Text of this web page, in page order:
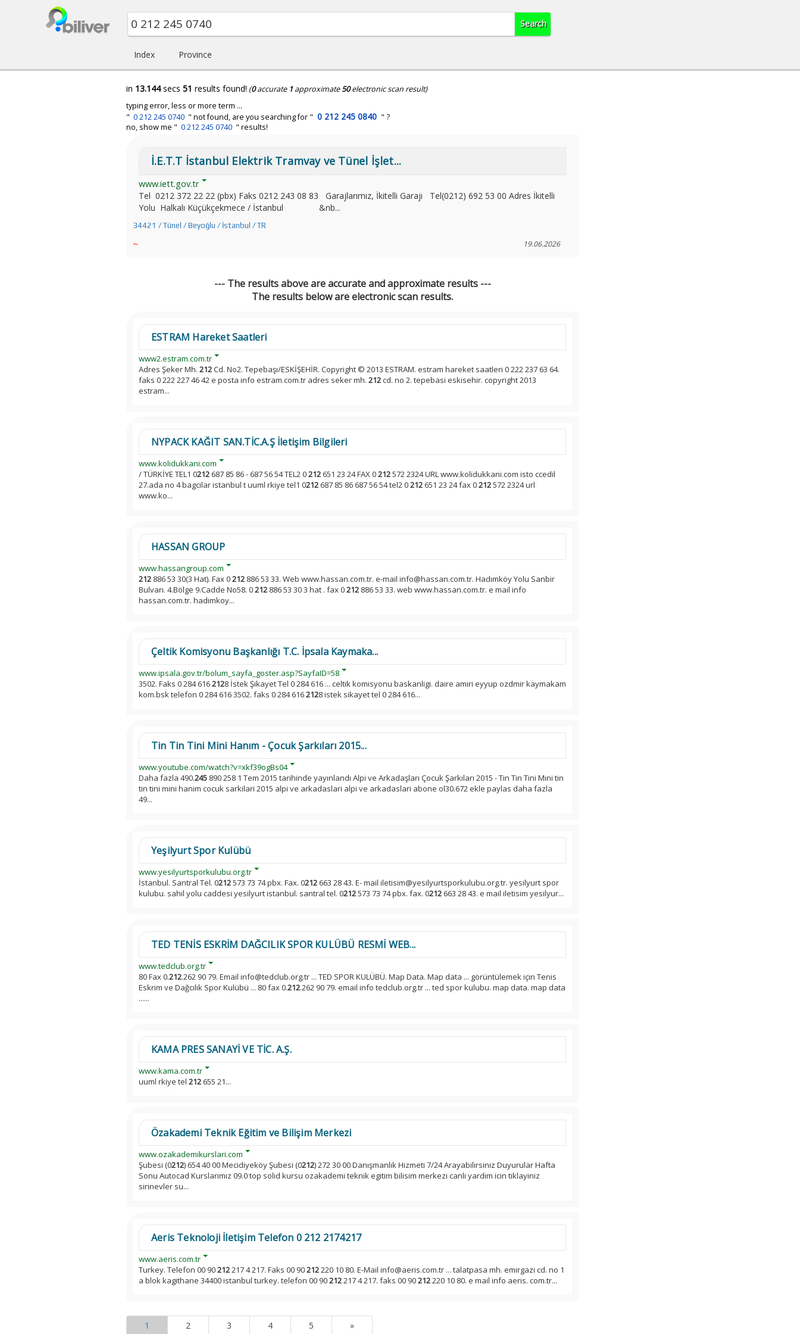
Index Province
in 13.144secs 51 results found! (0accurate 1 approximate50electronic scan result)
typing error, less or more term ...
" 0 212 245 0740 " not found, are you searching for " 0 212 245 0840 " ?
no, show me " 0 212 245 0740 " results!
İ.E.T.T İstanbul Elektrik Tramvay ve Tünel İşlet...
www.iett.gov.tr
Tel 0212 372 22 22 (pbx) Faks 0212 243 08 83 Garajlarımız, İkitelli Garajı Tel(0212) 692 53 00 Adres İkitelli
Yolu Halkalı Küçükçekmece / İstanbul &nb...
34421 / Tünel / Beyoğlu / İstanbul / TR
~ 19.06.2026
--- The results above are accurate and approximate results ---
The results below are electronic scan results.
ESTRAM Hareket Saatleri
www2.estram.com.tr
Adres Şeker Mh. 212Cd. No2. Tepebaşı/ESKİŞEHİR. Copyright © 2013 ESTRAM. estram hareket saatleri 0 222 237 63 64.
faks 0 222 227 46 42 e posta info estram.com.tr adres seker mh. 212cd. no 2. tepebasi eskisehir. copyright 2013
estram...
NYPACK KAĞIT SAN.TİC.A.Ş İletişim Bilgileri
www.kolidukkani.com
/ TÜRKİYE TEL1 0212 687 85 86 - 687 56 54 TEL2 0212 651 23 24 FAX 0212572 2324 URL www.kolidukkani.com isto ccedil
27.ada no 4 bagcilar istanbul t uuml rkiye tel1 0212 687 85 86 687 56 54 tel2 0212 651 23 24 fax 0212572 2324 url
www.ko...
HASSAN GROUP
www.hassangroup.com
212 886 53 30(3 Hat). Fax 0212 886 53 33. Web www.hassan.com.tr. e-mail info@hassan.com.tr. Hadımköy Yolu Sanbir
Bulvarı. 4.Bölge 9.Cadde No58. 0212 886 53 30 3 hat . fax 0212 886 53 33. web www.hassan.com.tr. e mail info
hassan.com.tr. hadimkoy...
Çeltik Komisyonu Başkanlığı T.C. İpsala Kaymaka...
www.ipsala.gov.tr/bolum_sayfa_goster.asp?SayfaID=58
3502. Faks 0 284 6162128 İstek Şikayet Tel 0 284 616 ... celtik komisyonu baskanligi. daire amiri eyyup ozdmir kaymakam
kom.bsk telefon 0 284 616 3502. faks 0 284 6162128 istek sikayet tel 0 284 616...
Tin Tin Tini Mini Hanım - Çocuk Şarkıları 2015...
www.youtube.com/watch?v=xkf39ogBs04
Daha fazla 490.245 890 258 1 Tem 2015 tarihinde yayınlandı Alpi ve Arkadaşları Çocuk Şarkıları 2015 - Tin Tin Tini Mini tin
tin tini mini hanim cocuk sarkilari 2015 alpi ve arkadaslari alpi ve arkadaslari abone ol30.672 ekle paylas daha fazla
49...
Yeşilyurt Spor Kulübü
www.yesilyurtsporkulubu.org.tr
İstanbul. Santral Tel. 0212573 73 74 pbx. Fax. 0212 663 28 43. E- mail iletisim@yesilyurtsporkulubu.org.tr. yesilyurt spor
kulubu. sahil yolu caddesi yesilyurt istanbul. santral tel. 0212573 73 74 pbx. fax. 0212 663 28 43. e mail iletisim yesilyur...
TED TENİS ESKRİM DAĞCILIK SPOR KULÜBÜ RESMİ WEB...
www.tedclub.org.tr
80 Fax 0.212.262 90 79. Email info@tedclub.org.tr ... TED SPOR KULÜBÜ. Map Data. Map data ... görüntülemek için Tenis
Eskrim ve Dağcılık Spor Kulübü ... 80 fax 0.212.262 90 79. email info tedclub.org.tr ... ted spor kulubu. map data. map data
......
KAMA PRES SANAYİ VE TİC. A.Ş.
www.kama.com.tr
uuml rkiye tel 212 655 21...
Özakademi Teknik Eğitim ve Bilişim Merkezi
www.ozakademikurslari.com
Şubesi (0212) 654 40 00 Mecidiyeköy Şubesi (0212) 272 30 00 Danışmanlık Hizmeti 7/24 Arayabilirsiniz Duyurular Hafta
Sonu Autocad Kurslarımız 09.0 top solid kursu ozakademi teknik egitim bilisim merkezi canli yardim icin tiklayiniz
sirinevler su...
Aeris Teknoloji İletişim Telefon 0 212 2174217
www.aeris.com.tr
Turkey. Telefon 00 90212217 4 217. Faks 00 90212220 10 80. E-Mail info@aeris.com.tr ... talatpasa mh. emirgazi cd. no 1
a blok kagithane 34400 istanbul turkey. telefon 00 90212217 4 217. faks 00 90212220 10 80. e mail info aeris. com.tr...
1 2 3 4 5 »